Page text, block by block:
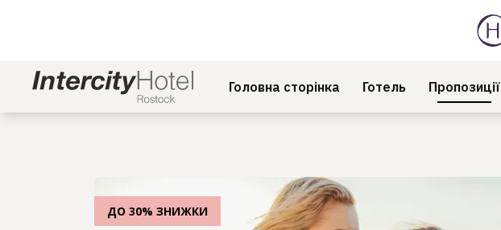
Головна сторінка Готель Пропозиції
ДО 30% ЗНИЖКИ